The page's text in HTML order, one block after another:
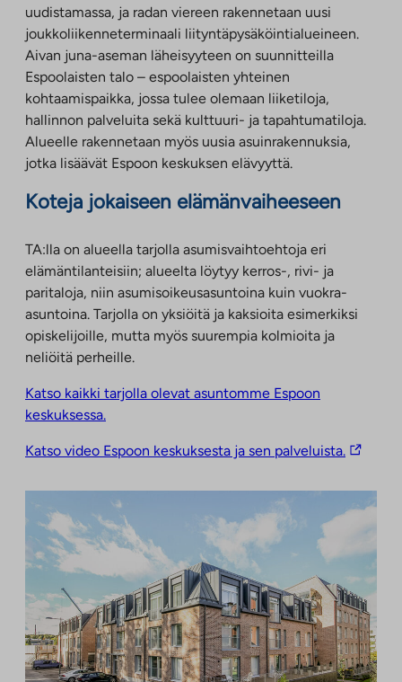
uudistamassa, ja radan viereen rakennetaan uusi
joukkoliikenneterminaali liityntäpysäköintialueineen.
Aivan juna-aseman läheisyyteen on suunnitteilla
Espoolaisten talo – espoolaisten yhteinen
kohtaamispaikka, jossa tulee olemaan liiketiloja,
hallinnon palveluita sekä kulttuuri- ja tapahtumatiloja.
Alueelle rakennetaan myös uusia asuinrakennuksia,
jotka lisäävät Espoon keskuksen elävyyttä.
Koteja jokaiseen elämänvaiheeseen
TA:lla on alueella tarjolla asumisvaihtoehtoja eri
elämäntilanteisiin; alueelta löytyy kerros-, rivi- ja
paritaloja, niin asumisoikeusasuntoina kuin vuokra-
asuntoina. Tarjolla on yksiöitä ja kaksioita esimerkiksi
opiskelijoille, mutta myös suurempia kolmioita ja
neliöitä perheille.
Katso kaikki tarjolla olevat asuntomme Espoon
keskuksessa.
Katso video Espoon keskuksesta ja sen palveluista.Linkki